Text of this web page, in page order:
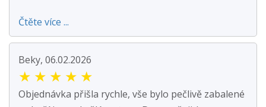
Čtěte více ...
Beky, 06.02.2026
★ ★ ★ ★ ★
Objednávka přišla rychle, vše bylo pečlivě zabalené